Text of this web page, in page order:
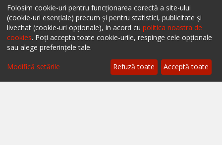
Restaurante Oradea
Restaurante Galati
Restaurante Focșani
Restaurante Botoșani
Restaurante Câmpina
Folosim cookie-uri pentru funcționarea corectă a site-ului
(cookie-uri esențiale) precum și pentru statistici, publicitate și
livechat (cookie-uri opționale), in acord cu politica noastra de
cookies. Poți accepta toate cookie-urile, respinge cele opționale
sau alege preferințele tale.
Modifică setările Refuză toate Acceptă toate